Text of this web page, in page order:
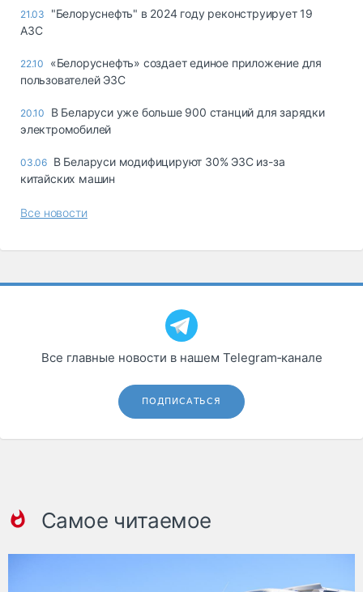
21.03
"Белоруснефть" в 2024 году реконструирует 19
АЗС
22.10
«Белоруснефть» создает единое приложение для
пользователей ЭЗС
20.10
В Беларуси уже больше 900 станций для зарядки
электромобилей
03.06 В Беларуси модифицируют 30% ЭЗС из-за
китайских машин
Все новости
Все главные новости в нашем Telegram‑канале
ПОДПИСАТЬСЯ
Самое читаемое